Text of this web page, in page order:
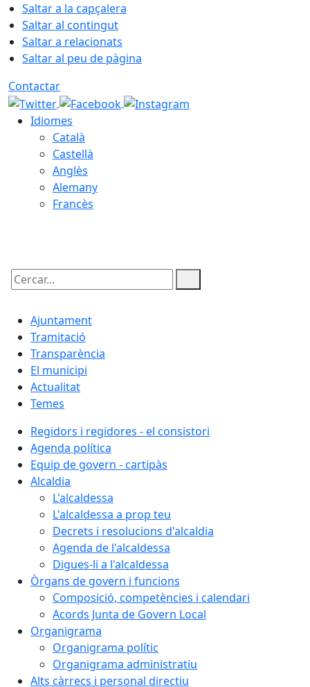
Saltar a la capçalera
Saltar al contingut
Saltar a relacionats
Saltar al peu de pàgina
Contactar
Idiomes
Català
Castellà
Anglès
Alemany
Francès
Cercar:
Ajuntament
Tramitació
Transparència
El municipi
Actualitat
Temes
Regidors i regidores - el consistori
Agenda política
Equip de govern - cartipàs
Alcaldia
L'alcaldessa
L'alcaldessa a prop teu
Decrets i resolucions d'alcaldia
Agenda de l'alcaldessa
Digues-li a l'alcaldessa
Òrgans de govern i funcions
Composició, competències i calendari
Acords Junta de Govern Local
Organigrama
Organigrama polític
Organigrama administratiu
Alts càrrecs i personal directiu